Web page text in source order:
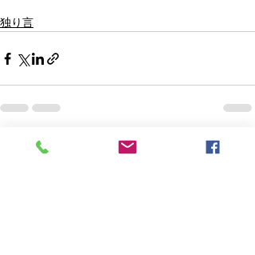
独り言
最新記事 すべて表示